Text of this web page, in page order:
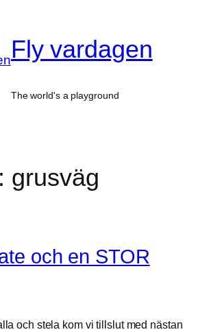
Fly vardagen
The world's a playground
grusväg
och en STOR
och stela kom vi tillslut med nästan